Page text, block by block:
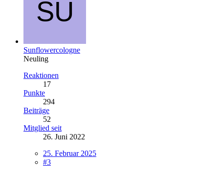
Sunflowercologne
Neuling
Reaktionen
17
Punkte
294
Beiträge
52
Mitglied seit
26. Juni 2022
25. Februar 2025
#3